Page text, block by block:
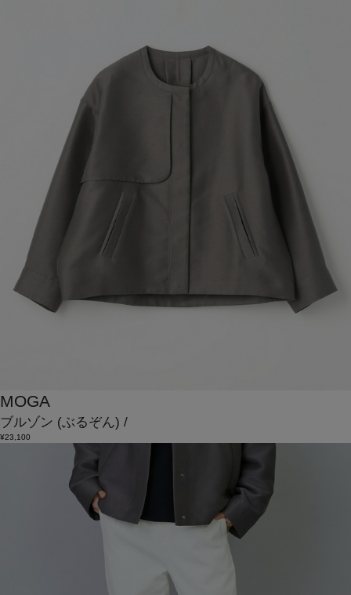
MOGA
ブルゾン (ぶるぞん) /
¥23,100